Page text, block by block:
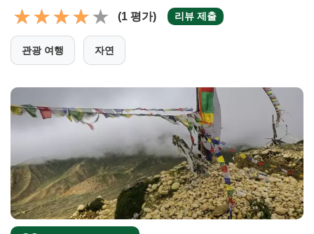
(1 평가) 리뷰 제출
관광 여행 자연